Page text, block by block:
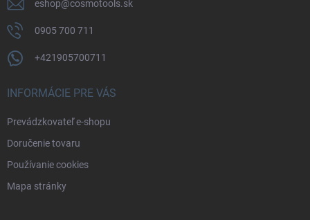
eshop@cosmotools.sk
0905 700 711
+421905700711
INFORMÁCIE PRE VÁS
Prevádzkovateľ e-shopu
Doručenie tovaru
Používanie cookies
Mapa stránky